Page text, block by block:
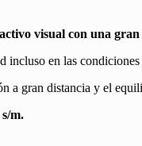
visual con una
incluso en las
a gran distancia y el
m.